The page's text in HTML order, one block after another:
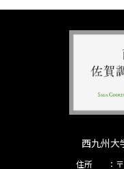
西九州大
住所